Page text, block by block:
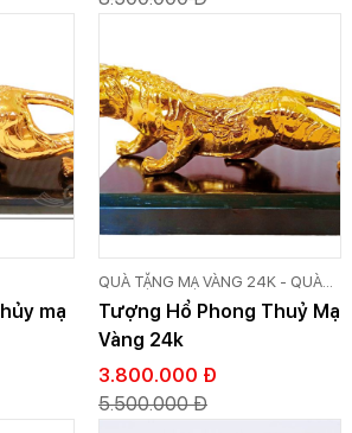
mạ
QUÀ TẶNG MẠ VÀNG 24K - QUÀ
TẶNG DÁT VÀNG CAO CẤP GOLD
VIỆT
Tượng Hổ Phong Thuỷ Mạ
Vàng 24k
3.800.000 Đ
5.500.000 Đ